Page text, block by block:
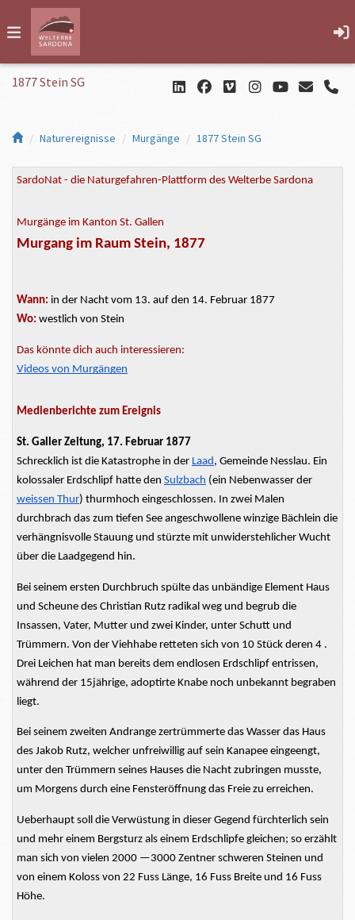
1877 Stein SG
Naturereignisse Murgänge 1877 Stein SG
SardoNat - die Naturgefahren-Plattform des Welterbe Sardona
Murgänge im Kanton St. Gallen
Murgang im Raum Stein, 1877
Wann: in der Nacht vom 13. auf den 14. Februar 1877
Wo: westlich von Stein
Das könnte dich auch interessieren:
Videos von Murgängen
Medienberichte zum Ereignis
St. Galler Zeitung, 17. Februar 1877
Schrecklich ist die Katastrophe in der Laad , Gemeinde Nesslau. Ein
kolossaler Erdschlipf hatte den Sulzbach (ein Nebenwasser der
weissen Thur) thurmhoch eingeschlossen. In zwei Malen
durchbrach das zum tiefen See angeschwollene winzige Bächlein die
verhängnisvolle Stauung und stürzte mit unwiderstehlicher Wucht
über die Laadgegend hin.
Bei seinem ersten Durchbruch spülte das unbändige Element Haus
und Scheune des Christian Rutz radikal weg und begrub die
Insassen, Vater, Mutter und zwei Kinder, unter Schutt und
Trümmern. Von der Viehhabe retteten sich von 10 Stück deren 4 .
Drei Leichen hat man bereits dem endlosen Erdschlipf entrissen,
während der 15jährige, adoptirte Knabe noch unbekannt begraben
liegt.
Bei seinem zweiten Andrange zertrümmerte das Wasser das Haus
des Jakob Rutz, welcher unfreiwillig auf sein Kanapee eingeengt,
unter den Trümmern seines Hauses die Nacht zubringen musste,
um Morgens durch eine Fensteröffnung das Freie zu erreichen.
Ueberhaupt soll die Verwüstung in dieser Gegend fürchterlich sein
und mehr einem Bergsturz als einem Erdschlipfe gleichen; so erzählt
man sich von vielen 2000 —3000 Zentner schweren Steinen und
von einem Koloss von 22 Fuss Länge, 16 Fuss Breite und 16 Fuss
Höhe.